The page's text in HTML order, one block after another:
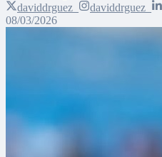
daviddrguez_
daviddrguez_
08/03/2026